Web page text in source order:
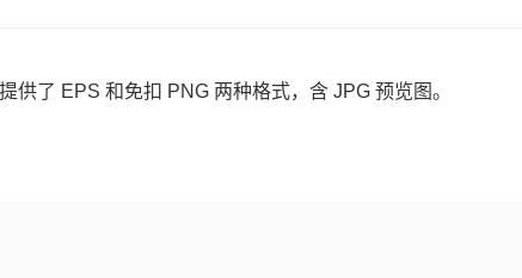
了 EPS 和免扣 PNG 两种格式，含 JPG 预览图。